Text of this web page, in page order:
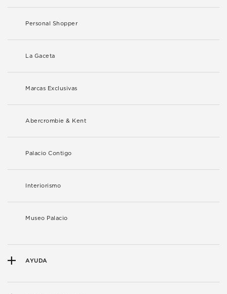
Personal Shopper
La Gaceta
Marcas Exclusivas
Abercrombie & Kent
Palacio Contigo
Interiorismo
Museo Palacio
AYUDA